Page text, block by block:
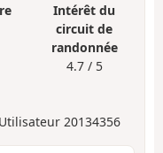
Intérêt du
circuit de
randonnée
4.7 / 5
Utilisateur 20134356